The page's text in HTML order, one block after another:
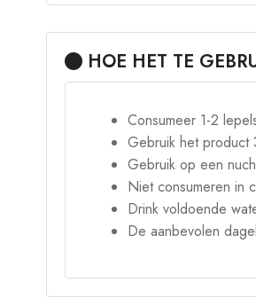
HOE HET TE
Consumeer 1-2
Gebruik het product
Gebruik op een
Niet consumeren in
Drink voldoende
De aanbevolen